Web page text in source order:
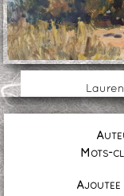
Mots-
Ajoutée